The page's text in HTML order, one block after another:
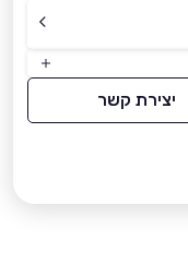
יצירת קשר